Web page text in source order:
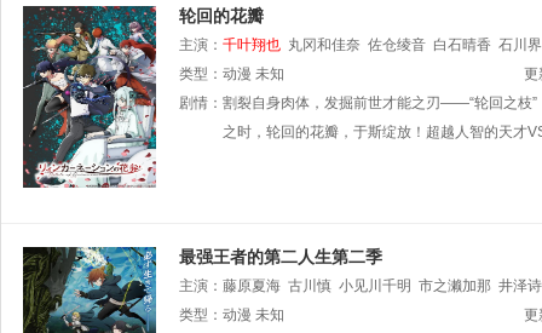
轮回的花瓣
主演： 千叶翔也 丸冈和佳奈 佐仓绫音 白石晴香 石川
孝宏 阪口周平 细谷佳正
类型： 动漫 未知
更
剧情： 割裂自身肉体，发掘前世才能之刃——“轮回之枝
之时，轮回的花瓣，于斯绽放！超越人智的天才
最强王者的第二人生第二季
主演： 藤原夏海 古川慎 小见川千明 市之濑加那 井泽
类型： 动漫 未知
更